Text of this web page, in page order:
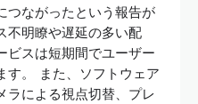
つながったという報告が
不明瞭や遅延の多い配
ビスは短期間でユーザー
す。 また、ソフトウェア
ラによる視点切替、プレ